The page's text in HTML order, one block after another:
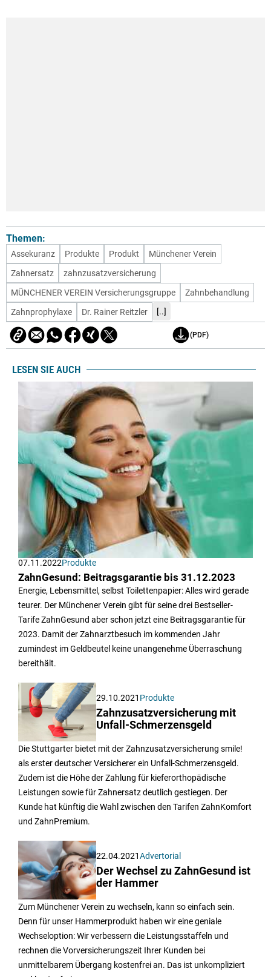
Themen:
Assekuranz Produkte Produkt
Münchener Verein
Zahnersatz
zahnzusatzversicherung
MÜNCHENER VEREIN Versicherungsgruppe
Zahnbehandlung
Zahnprophylaxe
Dr. Rainer Reitzler [..]
(PDF)
LESEN SIE AUCH
07.11.2022Produkte
ZahnGesund: Beitragsgarantie bis 31.12.2023
Energie, Lebensmittel, selbst Toilettenpapier: Alles wird gerade
teurer. Der Münchener Verein gibt für seine drei Bestseller-
Tarife ZahnGesund aber schon jetzt eine Beitragsgarantie für
2023. Damit der Zahnarztbesuch im kommenden Jahr
zumindest im Geldbeutel keine unangenehme Überraschung
bereithält.
29.10.2021 Produkte
Zahnzusatzversicherung mit
Unfall-Schmerzensgeld
Die Stuttgarter bietet mit der Zahnzusatzversicherung smile!
als erster deutscher Versicherer ein Unfall-Schmerzensgeld.
Zudem ist die Höhe der Zahlung für kieferorthopädische
Leistungen sowie für Zahnersatz deutlich gestiegen. Der
Kunde hat künftig die Wahl zwischen den Tarifen ZahnKomfort
und ZahnPremium.
22.04.2021Advertorial
Der Wechsel zu ZahnGesund ist
der Hammer
Zum Münchener Verein zu wechseln, kann so einfach sein.
Denn für unser Hammerprodukt haben wir eine geniale
Wechseloption: Wir verbessern die Leistungsstaffeln und
rechnen die Vorversicherungszeit Ihrer Kunden bei
unmittelbarem Übergang kostenfrei an. Das ist unkompliziert